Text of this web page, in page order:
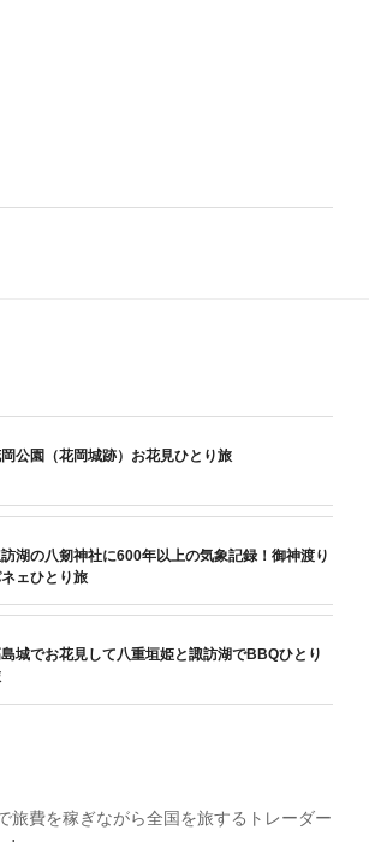
公園（花岡城跡）お花見ひとり旅
湖の八剱神社に600年以上の気象記録！御神渡り
ェひとり旅
城でお花見して八重垣姫と諏訪湖でBBQひとり
旅費を稼ぎながら全国を旅するトレーダー